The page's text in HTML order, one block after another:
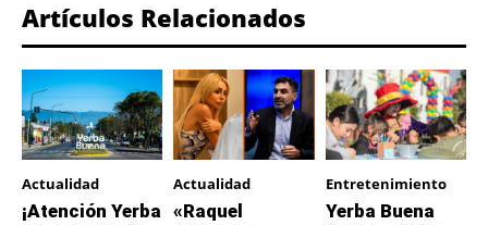
Artículos Relacionados
Actualidad
¡Atención Yerba
Actualidad
«Raquel
Entretenimiento
Yerba Buena